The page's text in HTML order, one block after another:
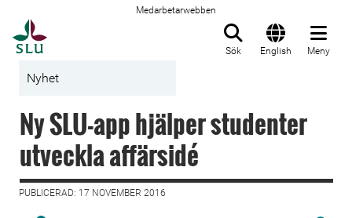
Medarbetarwebben
Sök English Meny
Nyhet
Ny SLU-app hjälper studenter
utveckla affärsidé
PUBLICERAD: 17 NOVEMBER 2016